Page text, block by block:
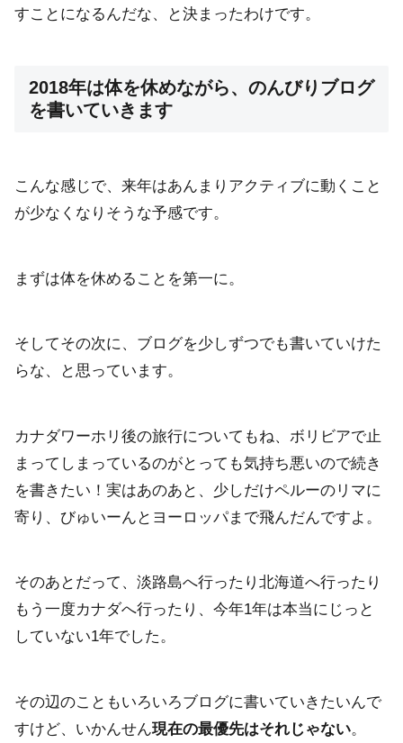
すことになるんだな、と決まったわけです。
2018年は体を休めながら、のんびりブログ
を書いていきます
こんな感じで、来年はあんまりアクティブに動くこと
が少なくなりそうな予感です。
まずは体を休めることを第一に。
そしてその次に、ブログを少しずつでも書いていけた
らな、と思っています。
カナダワーホリ後の旅行についてもね、ボリビアで止
まってしまっているのがとっても気持ち悪いので続き
を書きたい！実はあのあと、少しだけペルーのリマに
寄り、びゅいーんとヨーロッパまで飛んだんですよ。
そのあとだって、淡路島へ行ったり北海道へ行ったり
もう一度カナダへ行ったり、今年1年は本当にじっと
していない1年でした。
その辺のこともいろいろブログに書いていきたいんで
すけど、いかんせん現在の最優先はそれじゃない。